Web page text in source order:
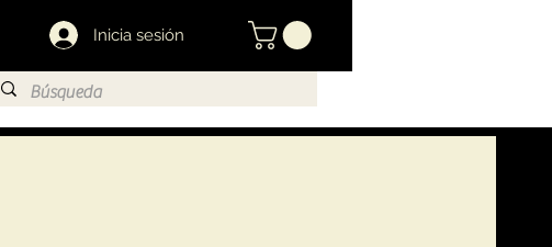
Inicia sesión